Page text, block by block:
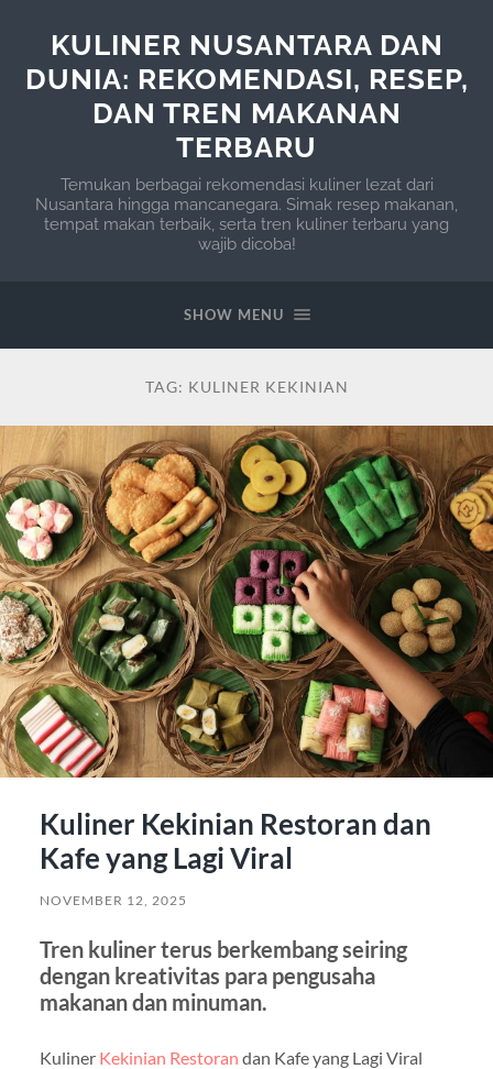
KULINER NUSANTARA DAN
DUNIA: REKOMENDASI, RESEP,
DAN TREN MAKANAN
TERBARU
Temukan berbagai rekomendasi kuliner lezat dari
Nusantara hingga mancanegara. Simak resep makanan,
tempat makan terbaik, serta tren kuliner terbaru yang
wajib dicoba!
SHOW MENU
TAG: KULINER KEKINIAN
Kuliner Kekinian Restoran dan
Kafe yang Lagi Viral
NOVEMBER 12, 2025
Tren kuliner terus berkembang seiring
dengan kreativitas para pengusaha
makanan dan minuman.
Kuliner Kekinian Restoran dan Kafe yang Lagi Viral